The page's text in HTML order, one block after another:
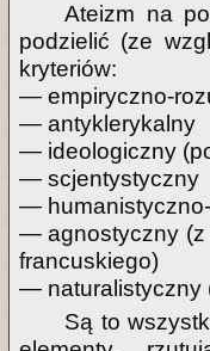
Ateizm na
podzielić (ze
kryteriów:
— empiryczno-
— antyklerykalny
— ideologiczny
— scjentystyczny
—
— agnostyczny (z
francuskiego)
— naturalistyczny
Są to